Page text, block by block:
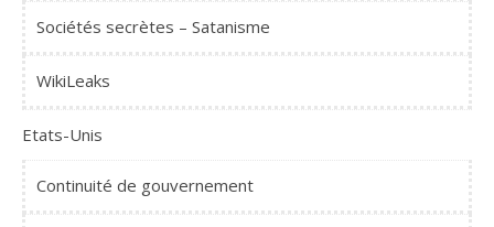
Sociétés secrètes – Satanisme
WikiLeaks
Etats-Unis
Continuité de gouvernement